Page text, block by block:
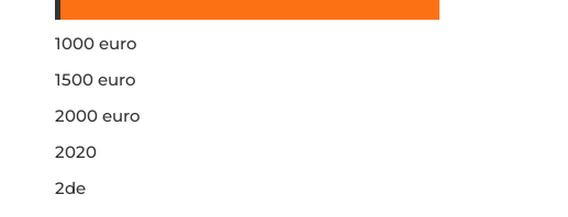
1000 euro
1500 euro
2000 euro
2020
2de